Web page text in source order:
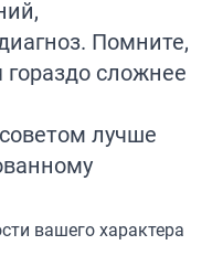
Помните,
сложнее
лучше
вашего характера